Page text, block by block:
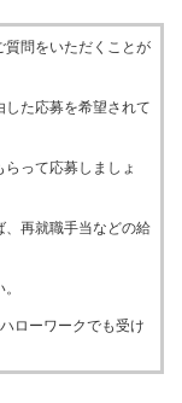
質問をいただくことが
た応募を希望されて
って応募しましょ
、再就職手当などの給
ローワークでも受け